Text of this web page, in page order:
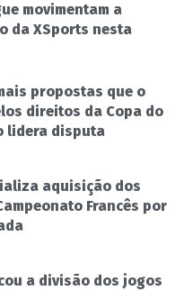
movimentam a
da XSports nesta
propostas que o
direitos da Copa do
lidera disputa
aquisição dos
Francês por
a divisão dos jogos